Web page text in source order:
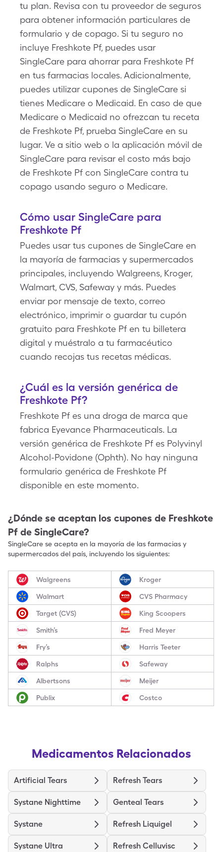
tu plan. Revisa con tu proveedor de seguros
para obtener información particulares de
formulario y de copago. Si tu seguro no
incluye Freshkote Pf, puedes usar
SingleCare para ahorrar para Freshkote Pf
en tus farmacias locales. Adicionalmente,
puedes utilizar cupones de SingleCare si
tienes Medicare o Medicaid. En caso de que
Medicare o Medicaid no ofrezcan tu receta
de Freshkote Pf, prueba SingleCare en su
lugar. Ve a sitio web o la aplicación móvil de
SingleCare para revisar el costo más bajo
de Freshkote Pf con SingleCare contra tu
copago usando seguro o Medicare.
Cómo usar SingleCare para
Freshkote Pf
Puedes usar tus cupones de SingleCare en
la mayoría de farmacias y supermercados
principales, incluyendo Walgreens, Kroger,
Walmart, CVS, Safeway y más. Puedes
enviar por mensaje de texto, correo
electrónico, imprimir o guardar tu cupón
gratuito para Freshkote Pf en tu billetera
digital y muéstralo a tu farmacéutico
cuando recojas tus recetas médicas.
¿Cuál es la versión genérica de
Freshkote Pf?
Freshkote Pf es una droga de marca que
fabrica Eyevance Pharmaceuticals. La
versión genérica de Freshkote Pf es Polyvinyl
Alcohol-Povidone (Ophth). No hay ninguna
formulario genérica de Freshkote Pf
disponible en este momento.
¿Dónde se aceptan los cupones de Freshkote
Pf de SingleCare?
SingleCare se acepta en la mayoría de las farmacias y
supermercados del país, incluyendo los siguientes:
Walgreens Kroger
Walmart CVS Pharmacy
Target (CVS) King Scoopers
Smith’s Fred Meyer
Fry’s Harris Teeter
Ralphs Safeway
Albertsons Meijer
Publix Costco
Medicamentos Relacionados
Artificial Tears Refresh Tears
Systane Nighttime Genteal Tears
Systane Refresh Liquigel
Systane Ultra Refresh Celluvisc